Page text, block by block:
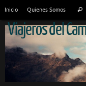
Inicio Quienes Somos
Viajeros del